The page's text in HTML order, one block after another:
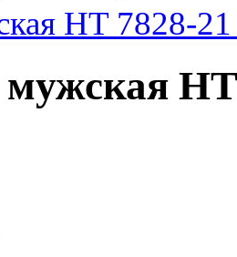
HT 7828-21
HT